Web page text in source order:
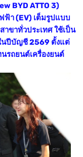
BYD ATTO 3)
ฟ้า (EV) เต็มรูปแบบ
าขาทั่วประเทศ ใช้เป็น
นปีบัญชี 2569 ตั้งแต่
รถยนต์เครื่องยนต์